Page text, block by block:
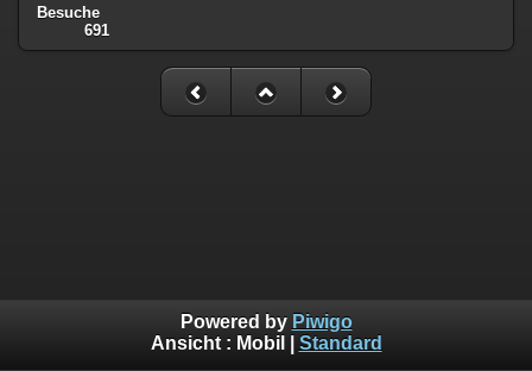
Besuche
691
Powered by Piwigo
Ansicht : Mobil Standard